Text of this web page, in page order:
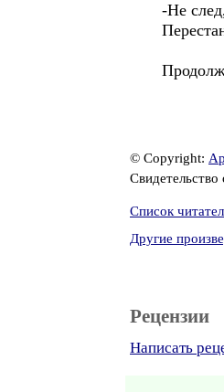
-Не
© Copyright:
Список
Другие
Рецензии
Написать